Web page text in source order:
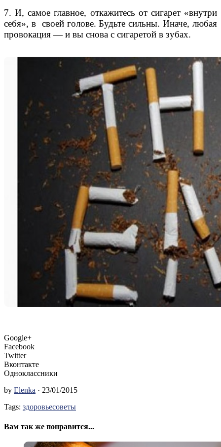
7. И, самое главное, откажитесь от сигарет «внутри
себя», в своей голове. Будьте сильны. Иначе, любая
провокация — и вы снова с сигаретой в зубах.
Google+
Facebook
Twitter
Вконтакте
Одноклассники
by Elenka · 23/01/2015
Tags: здоровьесоветы
Вам так же понравится...